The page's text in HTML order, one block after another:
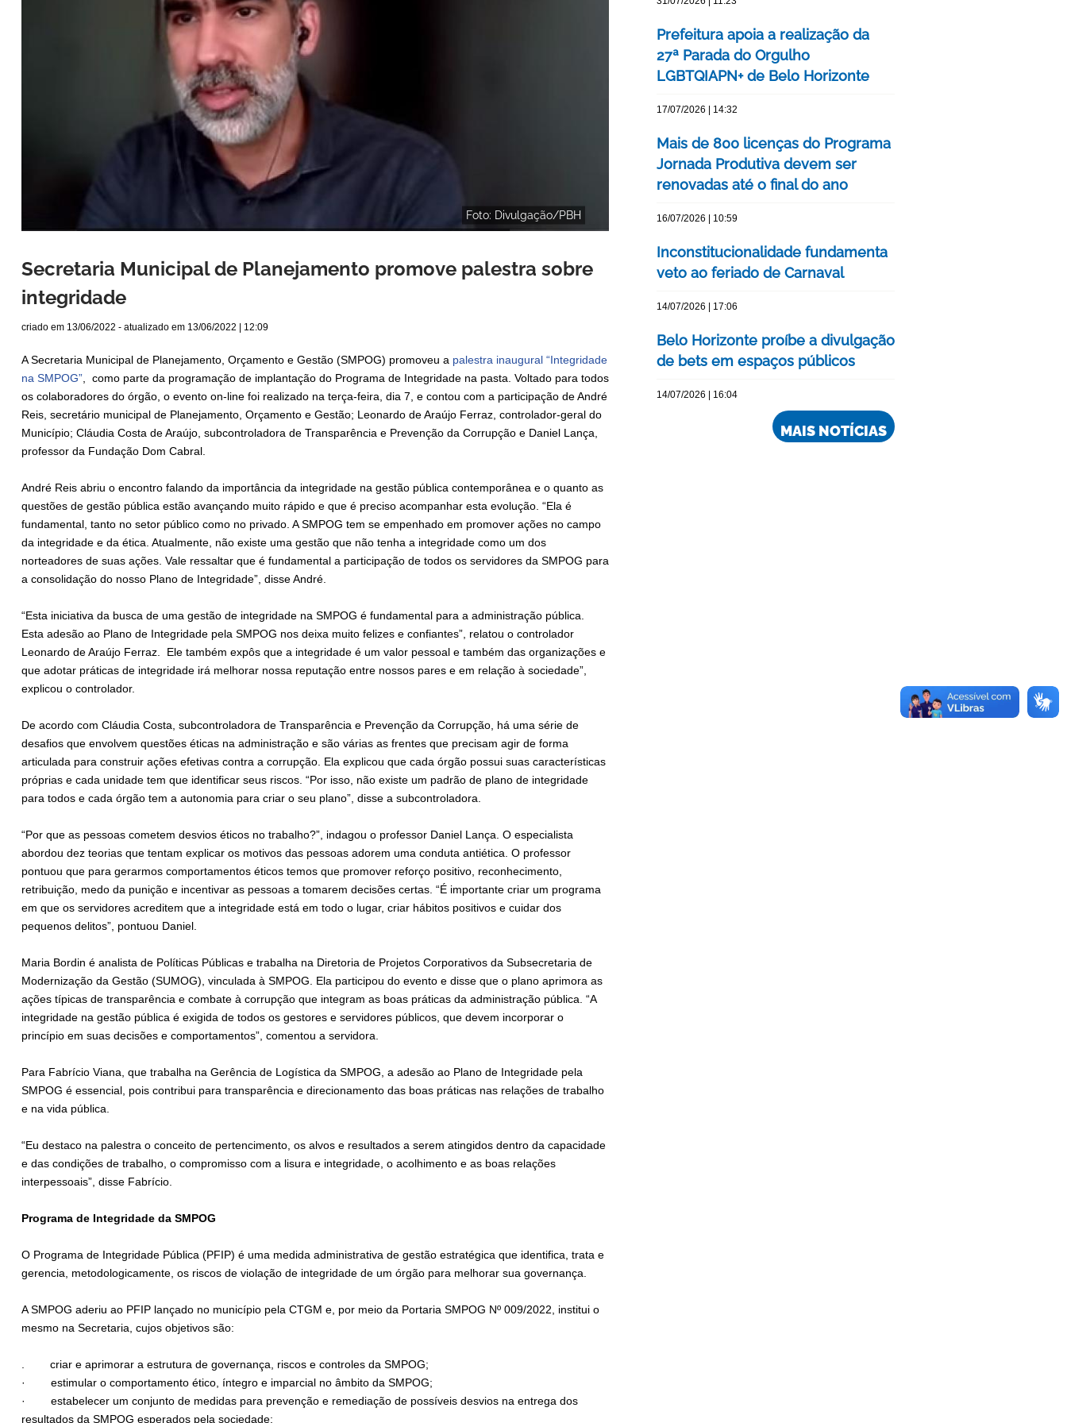
Foto: Divulgação/PBH
Secretaria Municipal de Planejamento promove palestra sobre
integridade
criado em 13/06/2022 - atualizado em 13/06/2022 | 12:09
A Secretaria Municipal de Planejamento, Orçamento e Gestão (SMPOG) promoveu a palestra inaugural “Integridade
na SMPOG”, como parte da programação de implantação do Programa de Integridade na pasta. Voltado para todos
os colaboradores do órgão, o evento on-line foi realizado na terça-feira, dia 7, e contou com a participação de André
Reis, secretário municipal de Planejamento, Orçamento e Gestão; Leonardo de Araújo Ferraz, controlador-geral do
Município; Cláudia Costa de Araújo, subcontroladora de Transparência e Prevenção da Corrupção e Daniel Lança,
professor da Fundação Dom Cabral.
André Reis abriu o encontro falando da importância da integridade na gestão pública contemporânea e o quanto as
questões de gestão pública estão avançando muito rápido e que é preciso acompanhar esta evolução. “Ela é
fundamental, tanto no setor público como no privado. A SMPOG tem se empenhado em promover ações no campo
da integridade e da ética. Atualmente, não existe uma gestão que não tenha a integridade como um dos
norteadores de suas ações. Vale ressaltar que é fundamental a participação de todos os servidores da SMPOG para
a consolidação do nosso Plano de Integridade”, disse André.
“Esta iniciativa da busca de uma gestão de integridade na SMPOG é fundamental para a administração pública.
Esta adesão ao Plano de Integridade pela SMPOG nos deixa muito felizes e confiantes”, relatou o controlador
Leonardo de Araújo Ferraz. Ele também expôs que a integridade é um valor pessoal e também das organizações e
que adotar práticas de integridade irá melhorar nossa reputação entre nossos pares e em relação à sociedade”,
explicou o controlador.
De acordo com Cláudia Costa, subcontroladora de Transparência e Prevenção da Corrupção, há uma série de
desafios que envolvem questões éticas na administração e são várias as frentes que precisam agir de forma
articulada para construir ações efetivas contra a corrupção. Ela explicou que cada órgão possui suas características
próprias e cada unidade tem que identificar seus riscos. “Por isso, não existe um padrão de plano de integridade
para todos e cada órgão tem a autonomia para criar o seu plano”, disse a subcontroladora.
“Por que as pessoas cometem desvios éticos no trabalho?”, indagou o professor Daniel Lança. O especialista
abordou dez teorias que tentam explicar os motivos das pessoas adorem uma conduta antiética. O professor
pontuou que para gerarmos comportamentos éticos temos que promover reforço positivo, reconhecimento,
retribuição, medo da punição e incentivar as pessoas a tomarem decisões certas. “É importante criar um programa
em que os servidores acreditem que a integridade está em todo o lugar, criar hábitos positivos e cuidar dos
pequenos delitos”, pontuou Daniel.
Maria Bordin é analista de Políticas Públicas e trabalha na Diretoria de Projetos Corporativos da Subsecretaria de
Modernização da Gestão (SUMOG), vinculada à SMPOG. Ela participou do evento e disse que o plano aprimora as
ações típicas de transparência e combate à corrupção que integram as boas práticas da administração pública. “A
integridade na gestão pública é exigida de todos os gestores e servidores públicos, que devem incorporar o
princípio em suas decisões e comportamentos”, comentou a servidora.
Para Fabrício Viana, que trabalha na Gerência de Logística da SMPOG, a adesão ao Plano de Integridade pela
SMPOG é essencial, pois contribui para transparência e direcionamento das boas práticas nas relações de trabalho
e na vida pública.
“Eu destaco na palestra o conceito de pertencimento, os alvos e resultados a serem atingidos dentro da capacidade
e das condições de trabalho, o compromisso com a lisura e integridade, o acolhimento e as boas relações
interpessoais”, disse Fabrício.
Programa de Integridade da SMPOG
O Programa de Integridade Pública (PFIP) é uma medida administrativa de gestão estratégica que identifica, trata e
gerencia, metodologicamente, os riscos de violação de integridade de um órgão para melhorar sua governança.
A SMPOG aderiu ao PFIP lançado no município pela CTGM e, por meio da Portaria SMPOG Nº 009/2022, institui o
mesmo na Secretaria, cujos objetivos são:
. criar e aprimorar a estrutura de governança, riscos e controles da SMPOG;
· estimular o comportamento ético, íntegro e imparcial no âmbito da SMPOG;
· estabelecer um conjunto de medidas para prevenção e remediação de possíveis desvios na entrega dos
resultados da SMPOG esperados pela sociedade;
Prefeitura apoia a realização da
27ª Parada do Orgulho
LGBTQIAPN+ de Belo Horizonte
17/07/2026 | 14:32
Mais de 800 licenças do Programa
Jornada Produtiva devem ser
renovadas até o final do ano
16/07/2026 | 10:59
Inconstitucionalidade fundamenta
veto ao feriado de Carnaval
14/07/2026 | 17:06
Belo Horizonte proíbe a divulgação
de bets em espaços públicos
14/07/2026 | 16:04
MAIS NOTÍCIAS